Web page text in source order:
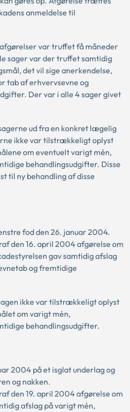
anmeldelse til
var truffet få måneder
sager var der truffet samtidig
det vil sige anerkendelse,
tab af erhvervsevne og
Der var i alle 4 sager givet
ud fra en konkret lægelig
ikke var tilstrækkeligt oplyst
om eventuelt varigt mén,
behandlingsudgifter. Disse
til ny behandling af disse
fod den 26. januar 2004.
den 16. april 2004 afgørelse om
gav samtidig afslag
og fremtidige
ikke var tilstrækkeligt oplyst
om varigt mén,
behandlingsudgifter.
2004 på et isglat underlag og
og nakken.
den 19. april 2004 afgørelse om
afslag på varigt mén,